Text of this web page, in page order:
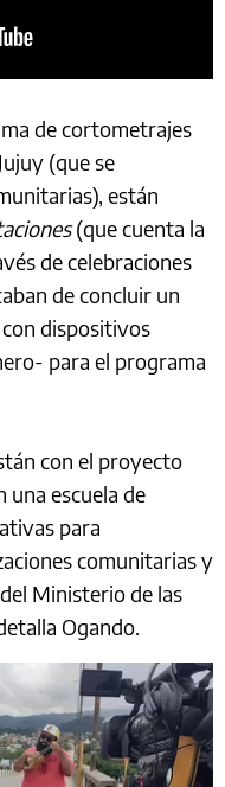
de cortometrajes
(que se
están
(que cuenta la
de celebraciones
de concluir un
dispositivos
para el programa
con el proyecto
una escuela de
para
comunitarias y
Ministerio de las
Ogando.